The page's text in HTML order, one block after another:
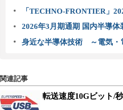
「TECHNO-FRONTIER」
2026年3月期通期 国内半導
身近な半導体技術 ～電気・
関連記事
転送速度10Gビット/